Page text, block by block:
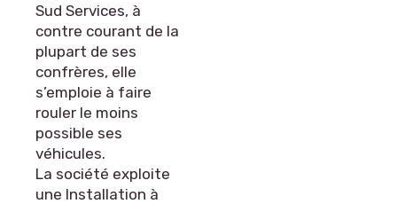
Sud Services, à
contre courant de la
plupart de ses
confrères, elle
s’emploie à faire
rouler le moins
possible ses
véhicules.
La société exploite
une Installation à